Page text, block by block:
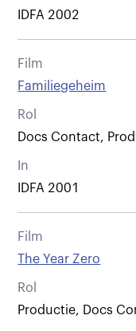
IDFA 2002
Film
Familiegeheim
Rol
Docs Contact,
In
IDFA 2001
Film
The Year Zero
Rol
Productie, Docs